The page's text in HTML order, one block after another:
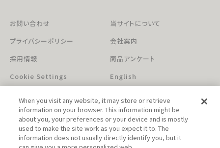
お問い合わせ
当サイトについて
プライバシーポリシー
会社案内
採用情報
商品アンケート
Cookie Settings
English
When you visit any website, it may store or retrieve
information on your browser. This information might be
about you, your preferences or your device and is mostly
used to make the site work as you expect it to. The
information does not usually directly identify you, but it